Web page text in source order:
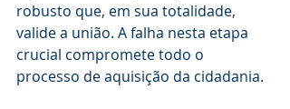
robusto que, em sua totalidade,
valide a união. A falha nesta etapa
crucial compromete todo o
processo de aquisição da cidadania.